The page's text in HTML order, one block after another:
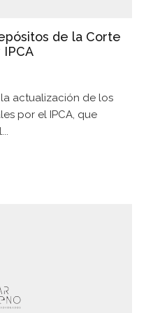
de la Corte
actualización de los
por el IPCA, que